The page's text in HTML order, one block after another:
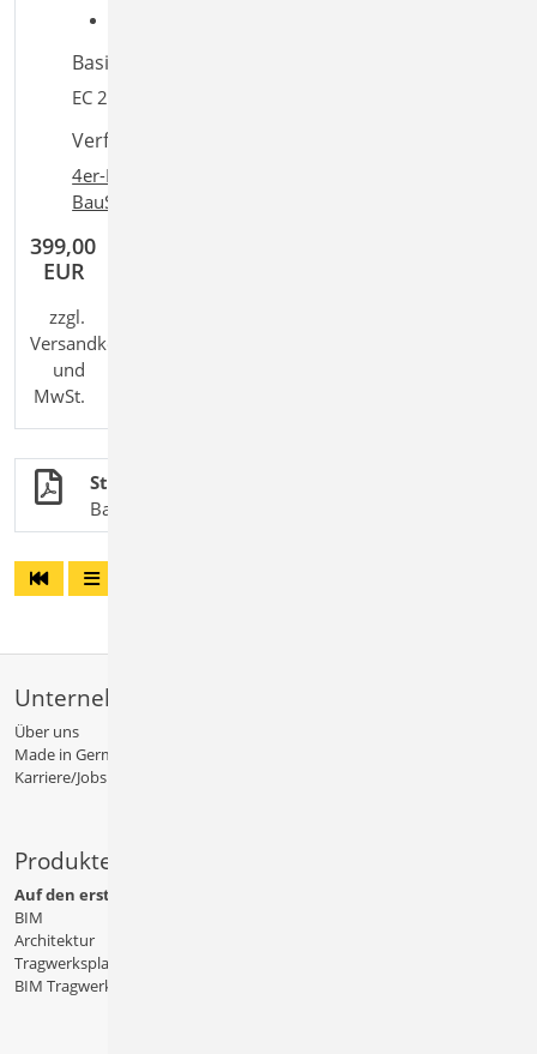
Basiert auf den Normen:
EC 2, DIN EN 1992-1-1:2011-01
Verfügbar in den Paketen:
4er-Paket
BauStatik comfort
399,00
EUR
zzgl.
Versandkosten
und
MwSt.
Stahlbetonbau
BauStatik-Module nach DIN EN 1992-1-1
Unternehmen
Über uns
Made in Germany
Karriere/Jobs
Produkte
Auf den ersten Blick
BIM
Architektur
Tragwerksplanung
BIM Tragwerksplanung